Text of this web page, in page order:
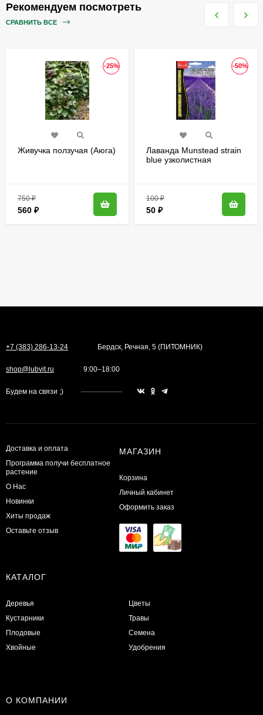
Рекомендуем посмотреть
СРАВНИТЬ ВСЕ
-25%
Живучка ползучая (Аюга)
750₽
560 ₽
-50%
Лаванда Munstead strain
blue узколистная
100₽
50 ₽
+7 (383) 286-13-24 Бердск, Речная, 5 (ПИТОМНИК)
shop@lubvit.ru 9:00–18:00
Будем на связи ;)
Доставка и оплата
Программа получи бесплатное
растение
О Нас
Новинки
Хиты продаж
Оставьте отзыв
МАГАЗИН
Корзина
Личный кабинет
Оформить заказ
КАТАЛОГ
Деревья
Кустарники
Плодовые
Хвойные
Цветы
Травы
Семена
Удобрения
О КОМПАНИИ